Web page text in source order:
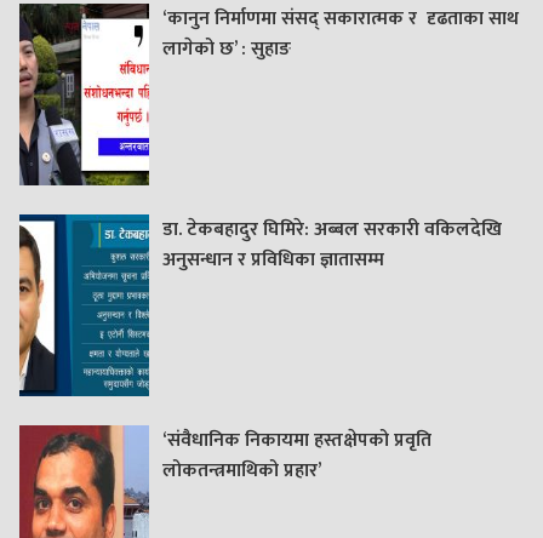
‘कानुन निर्माणमा संसद् सकारात्मक र दृढताका साथ
लागेको छ’ : सुहाङ
डा. टेकबहादुर घिमिरे: अब्बल सरकारी वकिलदेखि
अनुसन्धान र प्रविधिका ज्ञातासम्म
‘संवैधानिक निकायमा हस्तक्षेपको प्रवृति
लोकतन्त्रमाथिको प्रहार’